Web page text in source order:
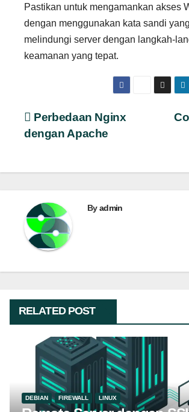
Pastikan untuk mengamankan akses
dengan menggunakan kata sandi
melindungi server dengan langkah-
keamanan yang tepat.
Navigasi
pos
Perbedaan Nginx
dengan Apache
Byadmin
RELATED POST
DEBIAN FIREWALL LINUX